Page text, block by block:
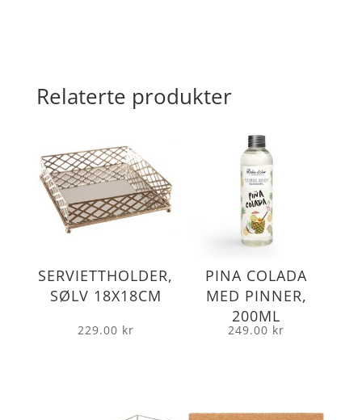
Relaterte produkter
SERVIETTHOLDER,
SØLV 18X18CM
229.00 kr
PINA COLADA
MED PINNER,
200ML
249.00 kr